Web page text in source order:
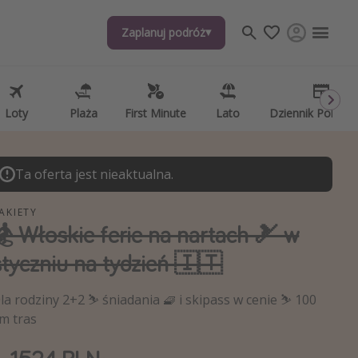
Zaplanuj podróż
Loty Plaża First Minute Lato Dziennik
ciekawostki, porady podróżnicze
aplikacje podróżnicze
Ta oferta jest nieaktualna.
Włoskie ferie na nartach 🎿 w
na tydzień 🇮🇹
rodziny 2+2 ⛷ śniadania 🧇 i skipass w cenie ⛷ 100
tras